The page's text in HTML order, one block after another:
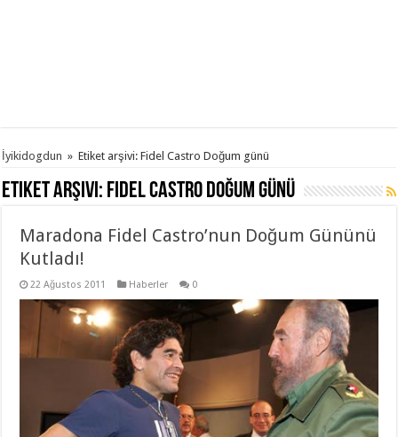
İyikidogdun » Etiket arşivi: Fidel Castro Doğum günü
Etiket arşivi: Fidel Castro Doğum günü
Maradona Fidel Castro’nun Doğum Gününü
Kutladı!
22 Ağustos 2011 Haberler 0